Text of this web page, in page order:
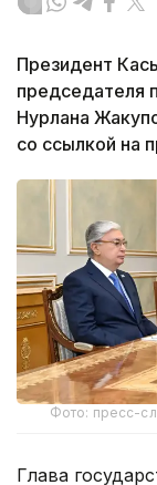
Президент
председателя
Нурлана
со ссылкой на
Фото: пресс-
Глава